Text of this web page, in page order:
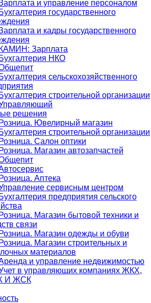
и управление персоналом
государственного
и кадры государственного
Зарплата
НКО
сельскохозяйст­венного
строительной организации
решения
Ювелирный магазин
строительной организации
Салон оптики
Магазин автозапчастей
Аптека
сервисным центром
предприятия сельского
Магазин бытовой техники и
связи
Магазин одежды и обуви
Магазин строительных и
материалов
и управление недвижимостью
в управляющих компаниях ЖКХ,
И ЖСК